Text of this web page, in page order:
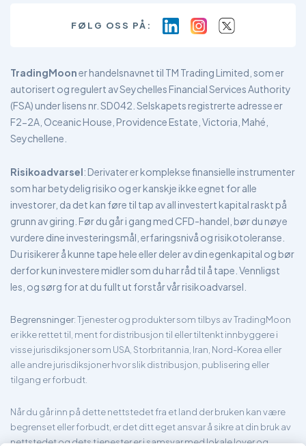
FØLG OSS PÅ:
TradingMooner handelsnavnet til TM Trading Limited, som er
autorisert og regulert av Seychelles Financial Services Authority
(FSA) under lisens nr. SD042. Selskapets registrerte adresse er
F2-2A, Oceanic House, Providence Estate, Victoria, Mahé,
Seychellene.
Risikoadvarsel: Derivater er komplekse finansielle instrumenter
som har betydelig risiko og er kanskje ikke egnet for alle
investorer, da det kan føre til tap av all investert kapital raskt på
grunn av giring. Før du går i gang med CFD-handel, bør du nøye
vurdere dine investeringsmål, erfaringsnivå og risikotoleranse.
Du risikerer å kunne tape hele eller deler av din egenkapital og bør
derfor kun investere midler som du har råd til å tape. Vennligst
les, og sørg for at du fullt ut forstår vår risikoadvarsel.
Begrensninger: Tjenester og produkter som tilbys av TradingMoon
er ikke rettet til, ment for distribusjon til eller tiltenkt innbyggere i
visse jurisdiksjoner som USA, Storbritannia, Iran, Nord-Korea eller
alle andre jurisdiksjoner hvor slik distribusjon, publisering eller
tilgang er forbudt.
Når du går inn på dette nettstedet fra et land der bruken kan være
begrenset eller forbudt, er det ditt eget ansvar å sikre at din bruk av
nettstedet og dets tjenester er i samsvar med lokale lover og